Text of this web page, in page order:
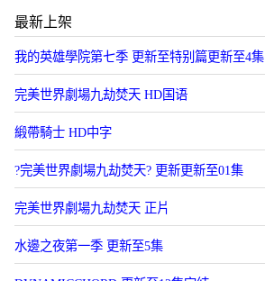
最新上架
我的英雄學院第七季 更新至特别篇更新至4集
完美世界劇場九劫焚天 HD国语
緞帶騎士 HD中字
?完美世界劇場九劫焚天? 更新更新至01集
​完美世界劇場九劫焚天​ 正片
水邊之夜第一季 更新至5集